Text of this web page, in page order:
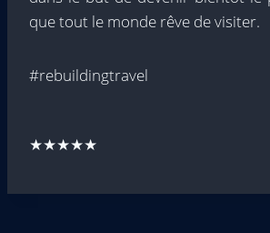
que tout le monde rêve de visiter.
#rebuildingtravel
★★★★★